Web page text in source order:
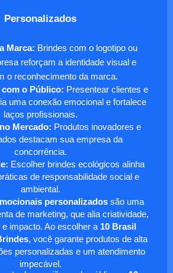
Personalizados
Marca: Brindes com o logotipo ou
reforçam a identidade visual e
o reconhecimento da marca.
com o Público: Presentear clientes e
uma conexão emocional e fortalece
laços profissionais.
Mercado: Produtos inovadores e
destacam sua empresa da
concorrência.
Escolher brindes ecológicos alinha
de responsabilidade social e
ambiental.
personalizadossão uma
de marketing, que alia criatividade,
e impacto. Ao escolher a 10 Brasil
, você garante produtos de alta
personalizadas e um atendimento
impecável.